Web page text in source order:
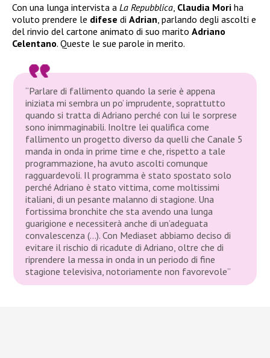
Con una lunga intervista a La Repubblica Claudia Mori ha
voluto prendere le difese di Adrian , parlando degli ascolti e
del rinvio del cartone animato di suo marito Adriano
Celentano. Queste le sue parole in merito.
“Parlare di fallimento quando la serie è appena
iniziata mi sembra un po’ imprudente, soprattutto
quando si tratta di Adriano perché con lui le sorprese
sono inimmaginabili. Inoltre lei qualifica come
fallimento un progetto diverso da quelli che Canale 5
manda in onda in prime time e che, rispetto a tale
programmazione, ha avuto ascolti comunque
ragguardevoli. Il programma è stato spostato solo
perché Adriano è stato vittima, come moltissimi
italiani, di un pesante malanno di stagione. Una
fortissima bronchite che sta avendo una lunga
guarigione e necessiterà anche di un’adeguata
convalescenza (…). Con Mediaset abbiamo deciso di
evitare il rischio di ricadute di Adriano, oltre che di
riprendere la messa in onda in un periodo di fine
stagione televisiva, notoriamente non favorevole”